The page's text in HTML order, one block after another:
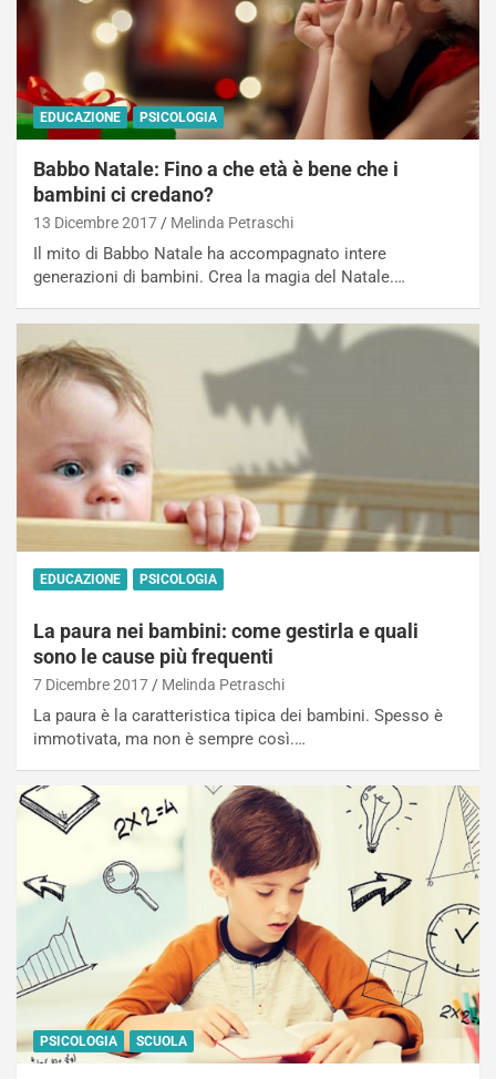
EDUCAZIONE PSICOLOGIA
Babbo Natale: Fino a che età è bene che i
bambini ci credano?
13 Dicembre 2017 Melinda Petraschi
Il mito di Babbo Natale ha accompagnato intere
generazioni di bambini. Crea la magia del Natale.…
EDUCAZIONE PSICOLOGIA
La paura nei bambini: come gestirla e quali
sono le cause più frequenti
7 Dicembre 2017 Melinda Petraschi
La paura è la caratteristica tipica dei bambini. Spesso è
immotivata, ma non è sempre così.…
PSICOLOGIA SCUOLA